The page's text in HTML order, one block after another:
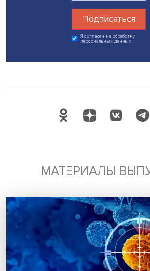
Кроме того, россияне стали более
этикетки. Особенной популярностью
пометками «детское», «без сахара»,
Татьяна Перлова рассказала о
треть регулярно их покупает.
Дата публикации: 22.11.2022
Будь всегда в